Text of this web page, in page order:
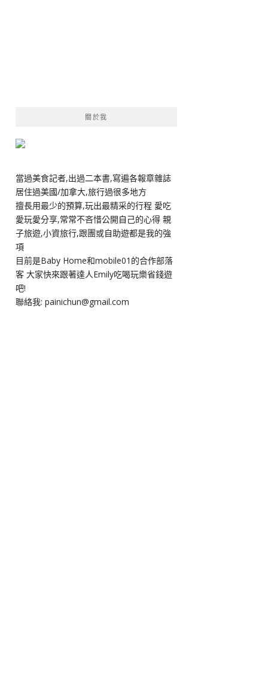
關於我
當過美食記者,出過二本書,寫遍各報章雜誌
居住過美國/加拿大,旅行過很多地方
擅長用最少的預算,玩出最精采的行程 愛吃
愛玩愛分享,常常不吝惜公開自己的心得 親
子旅遊,小資旅行,跟團或自助遊都是我的強
項
目前是Baby Home和mobile01的合作部落
客 大家快來跟著達人Emily吃喝玩樂省錢遊
吧!
聯絡我: painichun@gmail.com